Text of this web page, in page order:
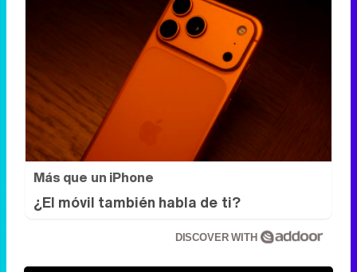
Más que un iPhone
¿El móvil también habla de ti?
DISCOVER WITH